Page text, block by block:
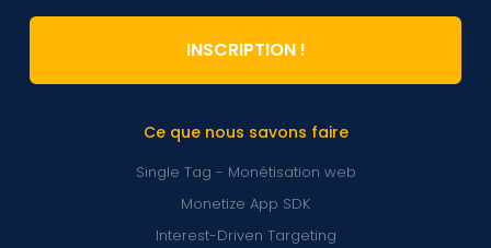
Ce que nous savons faire
Single Tag - Monétisation web
Monetize App SDK
Interest-Driven Targeting
INSCRIPTION !